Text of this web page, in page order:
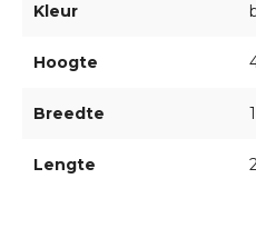
Kleur
Hoogte
Breedte
Lengte